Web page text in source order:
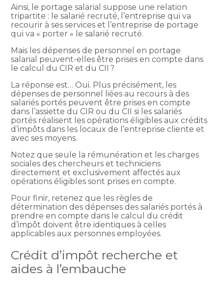
Ainsi, le portage salarial suppose une relation
tripartite : le salarié recruté, l’entreprise qui va
recourir à ses services et l’entreprise de portage
qui va « porter » le salarié recruté.
Mais les dépenses de personnel en portage
salarial peuvent-elles être prises en compte dans
le calcul du CIR et du CII ?
La réponse est… Oui. Plus précisément, les
dépenses de personnel liées au recours à des
salariés portés peuvent être prises en compte
dans l’assiette du CIR ou du CII si les salariés
portés réalisent les opérations éligibles aux crédits
d’impôts dans les locaux de l’entreprise cliente et
avec ses moyens.
Notez que seule la rémunération et les charges
sociales des chercheurs et techniciens
directement et exclusivement affectés aux
opérations éligibles sont prises en compte.
Pour finir, retenez que les règles de
détermination des dépenses des salariés portés à
prendre en compte dans le calcul du crédit
d’impôt doivent être identiques à celles
applicables aux personnes employées.
Crédit d’impôt recherche et
aides à l’embauche